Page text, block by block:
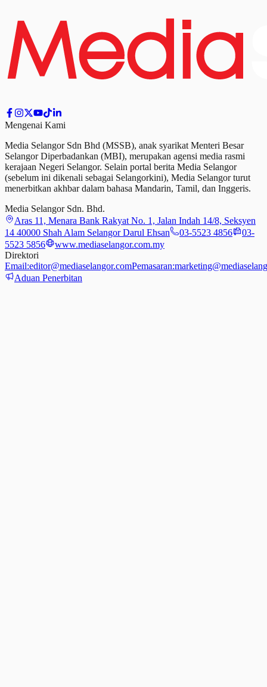
Mengenai Kami
Media Selangor Sdn Bhd (MSSB), anak syarikat Menteri Besar
Selangor Diperbadankan (MBI), merupakan agensi media rasmi
kerajaan Negeri Selangor. Selain portal berita Media Selangor
(sebelum ini dikenali sebagai Selangorkini), Media Selangor turut
menerbitkan akhbar dalam bahasa Mandarin, Tamil, dan Inggeris.
Media Selangor Sdn. Bhd.
Aras 11, Menara Bank Rakyat No. 1, Jalan Indah 14/8, Seksyen
14 40000 Shah Alam Selangor Darul Ehsan
03-5523 4856
03-
5523 5856
www.mediaselangor.com.my
Direktori
Email:editor@mediaselangor.comPemasaran:
Aduan Penerbitan